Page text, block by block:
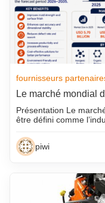
fournisseurs
Le marché mondial
Présentation Le
être défini comme
piwi